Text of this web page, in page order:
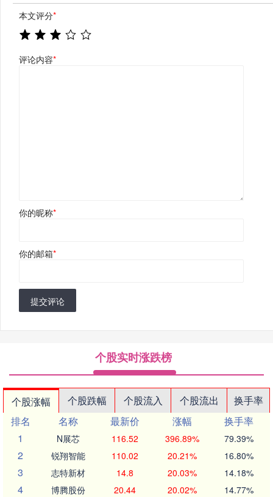
本文评分*
评论内容*
你的昵称*
你的邮箱*
提交评论
个股实时涨跌榜
个股涨幅 个股跌幅 个股流入 个股流出
换手率
排名
名称 最新价 涨幅
换手率
1
N展芯 116.52 396.89% 79.39%
2 锐翔智能 110.02 20.21% 16.80%
3 志特新材 14.8 20.03% 14.18%
4 博腾股份 20.44 20.02% 14.77%